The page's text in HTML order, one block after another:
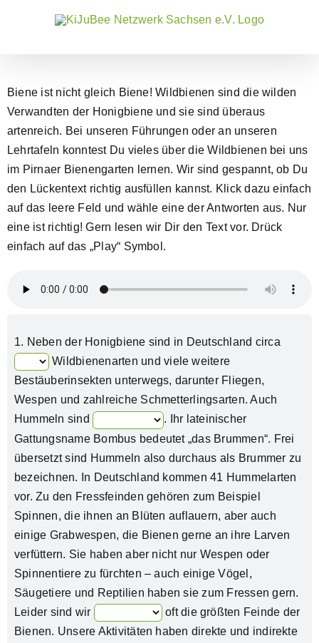
Biene ist nicht gleich Biene! Wildbienen sind die wilden
Verwandten der Honigbiene und sie sind überaus
artenreich. Bei unseren Führungen oder an unseren
Lehrtafeln konntest Du vieles über die Wildbienen bei uns
im Pirnaer Bienengarten lernen. Wir sind gespannt, ob Du
den Lückentext richtig ausfüllen kannst. Klick dazu einfach
auf das leere Feld und wähle eine der Antworten aus. Nur
eine ist richtig! Gern lesen wir Dir den Text vor. Drück
einfach auf das „Play“ Symbol.
1. Neben der Honigbiene sind in Deutschland circa
Wildbienenarten und viele weitere
Bestäuberinsekten unterwegs, darunter Fliegen,
Wespen und zahlreiche Schmetterlingsarten. Auch
Hummeln sind
. Ihr lateinischer
Gattungsname Bombus bedeutet „das Brummen“. Frei
übersetzt sind Hummeln also durchaus als Brummer zu
bezeichnen. In Deutschland kommen 41 Hummelarten
vor. Zu den Fressfeinden gehören zum Beispiel
Spinnen, die ihnen an Blüten auflauern, aber auch
einige Grabwespen, die Bienen gerne an ihre Larven
verfüttern. Sie haben aber nicht nur Wespen oder
Spinnentiere zu fürchten – auch einige Vögel,
Säugetiere und Reptilien haben sie zum Fressen gern.
Leider sind wir
oft die größten Feinde der
Bienen. Unsere Aktivitäten haben direkte und indirekte